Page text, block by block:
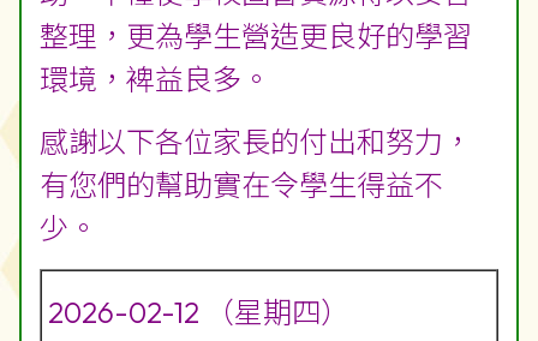
整理，更為學生營造更良好的學習
環境，裨益良多。
感謝以下各位家長的付出和努力，
有您們的幫助實在令學生得益不
少。
2026-02-12 （星期四）